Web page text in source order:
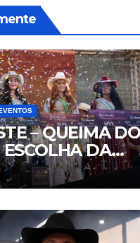
– QUEIMA DO
DA
PARTE II